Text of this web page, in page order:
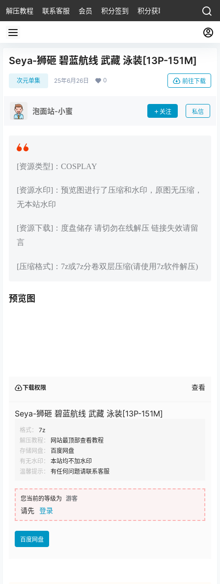
解压教程 联系客服 会员 积分签到 积分获取
Seya-狮砸 碧蓝航线 武藏 泳装[13P-151M]
次元单集 25年6月26日 0 前往下载
泡面站-小蜜 关注 私信
[资源类型]：COSPLAY
[资源水印]：预览图进行了压缩和水印，原图无压缩，
无本站水印
[资源下载]：度盘储存 请切勿在线解压 链接失效请留
言
[压缩格式]：7z或7z分卷双层压缩(请使用7z软件解压)
预览图
下载权限 查看
Seya-狮砸 碧蓝航线 武藏 泳装[13P-151M]
格式：
7z
解压教程：
网站最顶部查看教程
存储网盘：
百度网盘
有无水印：
本站均不加水印
温馨提示：
有任何问题请联系客服
您当前的等级为 游客
请先 登录
百度网盘